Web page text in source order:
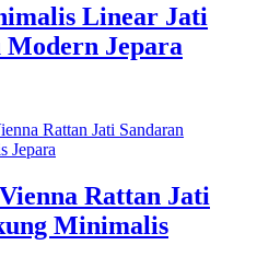
Linear Jati
Jepara
Rattan Jati
Minimalis